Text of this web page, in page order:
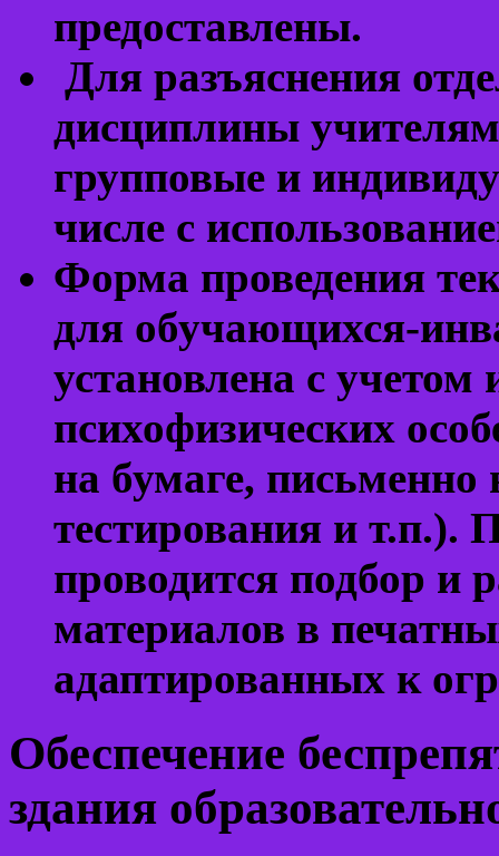
предоставлены.
Для разъяснения
дисциплины
групповые и
числе с
Форма проведения
для обучающихся-
установлена с
психофизических
на бумаге,
тестирования и т.п.).
проводится подбор и
материалов в
адаптированных к
Обеспечение
здания